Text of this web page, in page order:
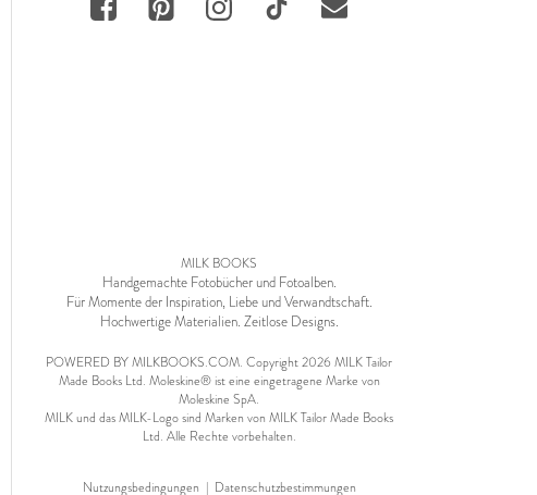
MILK BOOKS
Handgemachte Fotobücher und Fotoalben.
Für Momente der Inspiration, Liebe und Verwandtschaft.
Hochwertige Materialien. Zeitlose Designs.
POWERED BY MILKBOOKS.COM. Copyright 2026 MILK Tailor
Made Books Ltd. Moleskine® ist eine eingetragene Marke von
Moleskine SpA.
MILK und das MILK-Logo sind Marken von MILK Tailor Made Books
Ltd. Alle Rechte vorbehalten.
Nutzungsbedingungen | Datenschutzbestimmungen